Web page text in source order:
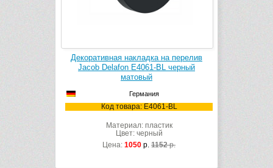
Декоративная накладка на перелив
Jacob Delafon E4061-BL черный
матовый
Германия
Код товара: E4061-BL
Материал: пластик
Цвет: черный
Цена: 1050 р. 1152р.